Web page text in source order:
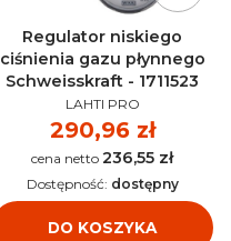
Regulator niskiego
ciśnienia gazu płynnego
Schweisskraft - 1711523
PRODUCENT
LAHTI PRO
Cena
290,96 zł
Cena 236,55 zł
DO KOSZYKA
Dostępność: dostępny